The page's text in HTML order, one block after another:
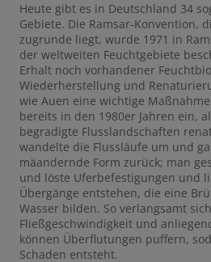
Heute gibt es in Deutschland 34
Gebiete. Die Ramsar-Konvention,
zugrunde liegt, wurde 1971 in
der weltweiten Feuchtgebiete
Erhalt noch vorhandener
Wiederherstellung und
wie Auen eine wichtige
bereits in den 1980er Jahren ein,
begradigte Flusslandschaften
wandelte die Flussläufe um und
mäandernde Form zurück; man
und löste Uferbefestigungen und
Übergänge entstehen, die eine
Wasser bilden. So verlangsamt
Fließgeschwindigkeit und
können Überflutungen puffern,
Schaden entsteht.